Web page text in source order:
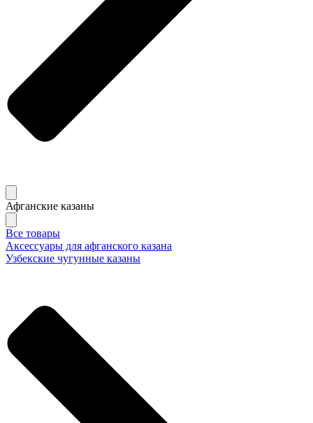
Афганские казаны
Все товары
Аксессуары для афганского казана
Узбекские чугунные казаны